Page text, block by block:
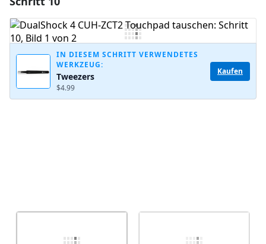
Kommentar hinzufügen
Kommentieren
IN DIESEM SCHRITT VERWENDETES
WERKZEUG:
Tweezers
$4.99
Kaufen